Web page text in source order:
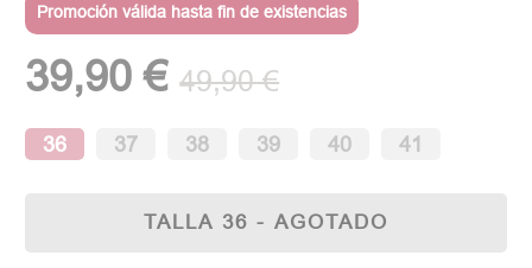
Promoción válida hasta fin de existencias
39,90 € 49,90 €
36 37 38 39 40 41
TALLA 36 - AGOTADO